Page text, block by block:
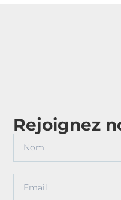
Rejoignez